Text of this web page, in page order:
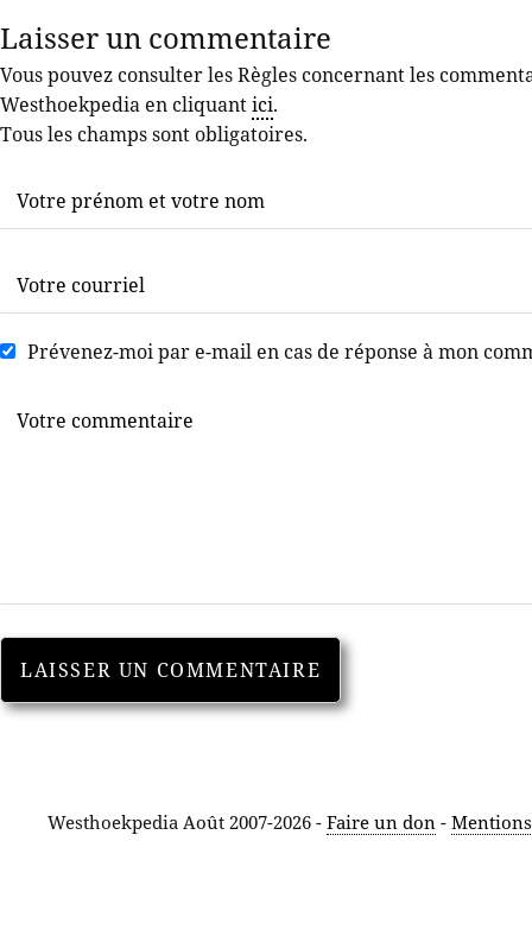
Laisser un commentaire
Vous pouvez consulter les Règles concernant les
Westhoekpedia en cliquantici.
Tous les champs sont obligatoires.
Prévenez-moi par e-mail en cas de réponse à mon
Westhoekpedia Août 2007-2026 - Faire un don-